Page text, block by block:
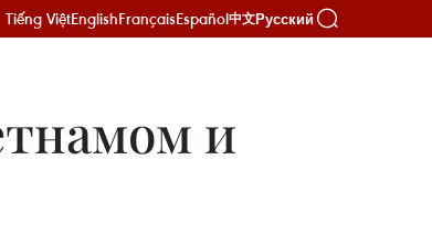
Tiếng ViệtEnglishFrançaisEspañol中文Русский
и